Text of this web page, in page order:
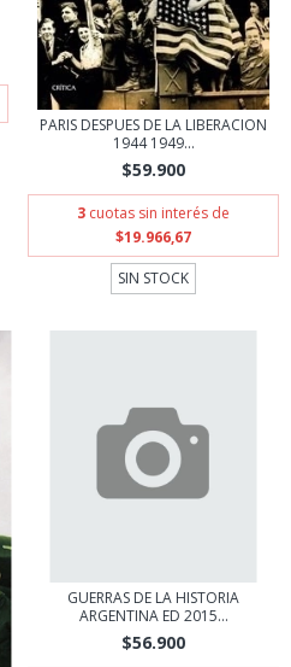
PARIS DESPUES DE LA LIBERACION
1944 1949...
$59.900
3 cuotas sin interés de
$19.966,67
SIN STOCK
GUERRAS DE LA HISTORIA
ARGENTINA ED 2015...
$56.900